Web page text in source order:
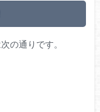
の通りです。